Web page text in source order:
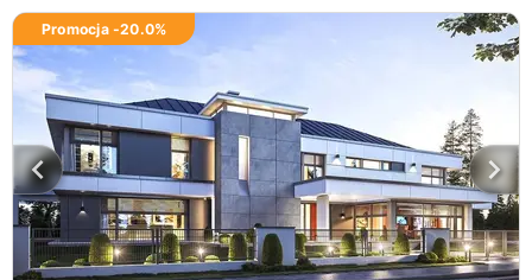
Promocja -20.0%